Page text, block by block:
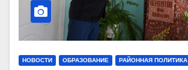
НОВОСТИ ОБРАЗОВАНИЕ РАЙОННАЯ ПОЛИТИКА